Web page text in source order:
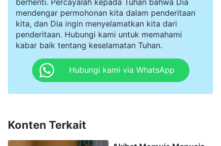
pernah membicarakan hal itu lagi denganku. Aku
merasa bahwa Chen Ping bersikap bias terhadap
Su Jing, dan kelihatannya dia menghakimi Su
Jing dari belakang ketika menyampaikan hal-hal
tadi kepadaku. Dia mencoba menebar
diselesaikan? Jika tidak, kerja sama yang tidak
mendengar permohonan kita dalam penderitaan
kita, dan Dia ingin menyelamatkan kita dari
penderitaan. Hubungi kami untuk memahami
kabar baik tentang keselamatan Tuhan.
Hubungi kami via WhatsApp
Konten Terkait